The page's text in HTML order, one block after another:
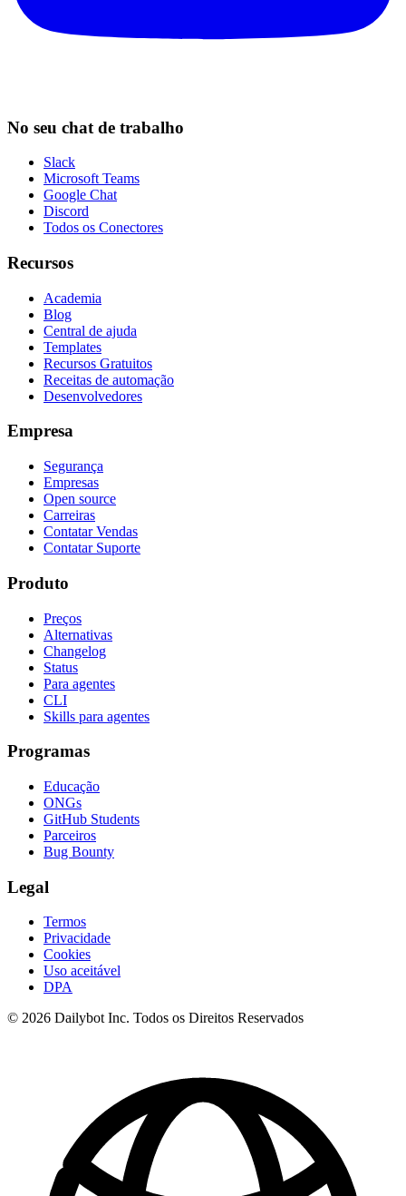
No seu chat de trabalho
Slack
Microsoft Teams
Google Chat
Discord
Todos os Conectores
Recursos
Academia
Blog
Central de ajuda
Templates
Recursos Gratuitos
Receitas de automação
Desenvolvedores
Empresa
Segurança
Empresas
Open source
Carreiras
Contatar Vendas
Contatar Suporte
Produto
Preços
Alternativas
Changelog
Status
Para agentes
CLI
Skills para agentes
Programas
Educação
ONGs
GitHub Students
Parceiros
Bug Bounty
Legal
Termos
Privacidade
Cookies
Uso aceitável
DPA
© 2026 Dailybot Inc. Todos os Direitos Reservados